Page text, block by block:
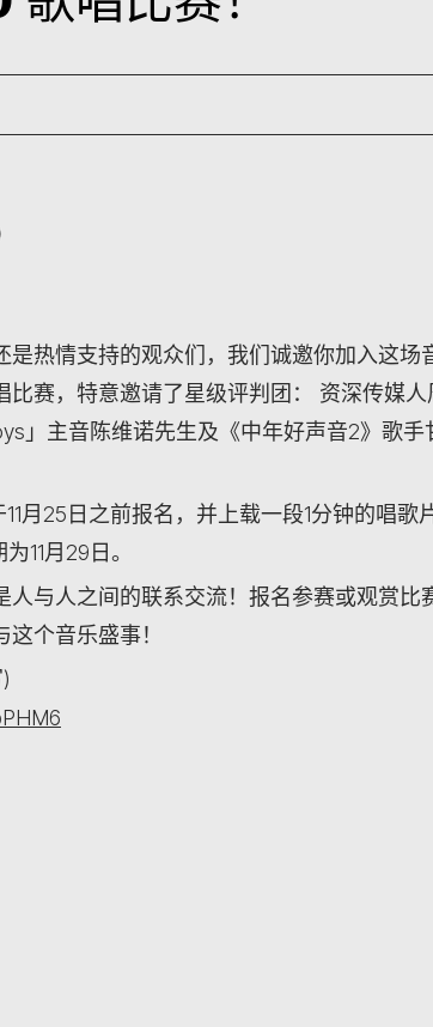
是热情支持的观众们，我们诚邀你加入这场
赛，特意邀请了星级评判团： 资深传媒人
」主音陈维诺先生及《中年好声音2》歌手
月25日之前报名，并上载一段1分钟的唱歌
11月29日。
与人之间的联系交流！报名参赛或观赏比
个音乐盛事！